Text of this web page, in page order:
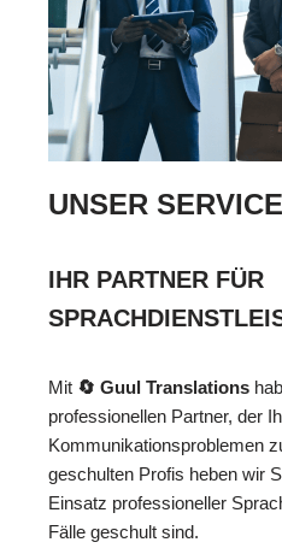
UNSER
IHR PARTNER FÜR
Mit 🔄 Guul Translations
professionellen Partner, der
Kommunikationsproblemen
geschulten Profis heben wir
Einsatz professioneller
Fälle geschult sind.